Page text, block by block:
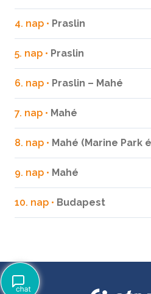
4. nap • Praslin
5. nap • Praslin
6. nap • Praslin – Mahé
7. nap • Mahé
8. nap • Mahé (Marine Park
9. nap • Mahé
10. nap • Budapest